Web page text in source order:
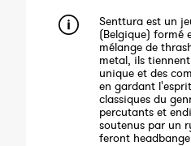
Senttura est un
(Belgique) formé
mélange de
metal, ils
unique et des
en gardant
classiques du
percutants et
soutenus par un
feront